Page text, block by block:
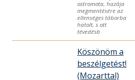
ostromota, hazája
megmentésére az
ellenséges táborba
hatolt, s ott
tévedésb
Köszönöm a
beszélgetést!
(Mozarttal)